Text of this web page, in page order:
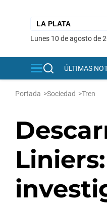
lunes 10 de agosto de
ÚLTIMAS
Portada >Sociedad >Tren